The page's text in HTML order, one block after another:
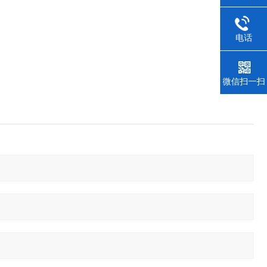
电话
微信扫一扫